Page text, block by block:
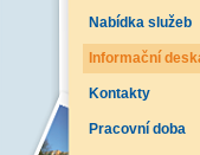
Nabídka služeb
Informační
Kontakty
Pracovní doba